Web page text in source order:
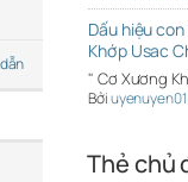
Dấu hiệu
Khớp Usac
" Cơ Xương
Bởiuyenuyen01
Thẻ chủ